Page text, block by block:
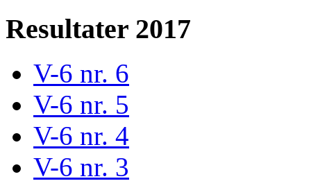
Resultater 2017
V-6 nr. 6
V-6 nr. 5
V-6 nr. 4
V-6 nr. 3